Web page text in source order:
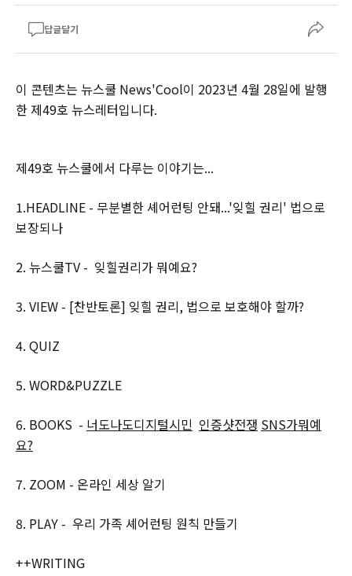
답글달기
이 콘텐츠는 뉴스쿨 News'Cool이 2023년 4월 28일에 발행
한 제49호 뉴스레터입니다.
제49호 뉴스쿨에서 다루는 이야기는...
1.HEADLINE - 무분별한 셰어런팅 안돼...'잊힐 권리' 법으로
보장되나
2. 뉴스쿨TV - 잊힐권리가 뭐예요?
3. VIEW - [찬반토론] 잊힐 권리, 법으로 보호해야 할까?
4. QUIZ
5. WORD&PUZZLE
6. BOOKS - 너도나도디지털시민 인증샷전쟁 SNS가뭐예
요?
7. ZOOM - 온라인 세상 알기
8. PLAY - 우리 가족 셰어런팅 원칙 만들기
++WRITING